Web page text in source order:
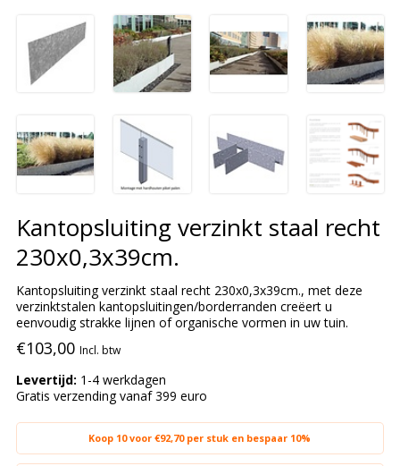
Kantopsluiting verzinkt staal recht
230x0,3x39cm.
Kantopsluiting verzinkt staal recht 230x0,3x39cm., met deze
verzinktstalen kantopsluitingen/borderranden creëert u
eenvoudig strakke lijnen of organische vormen in uw tuin.
€103,00 Incl. btw
Levertijd: 1-4 werkdagen
Gratis verzending vanaf 399 euro
Koop 10 voor €92,70 per stuk en bespaar 10%